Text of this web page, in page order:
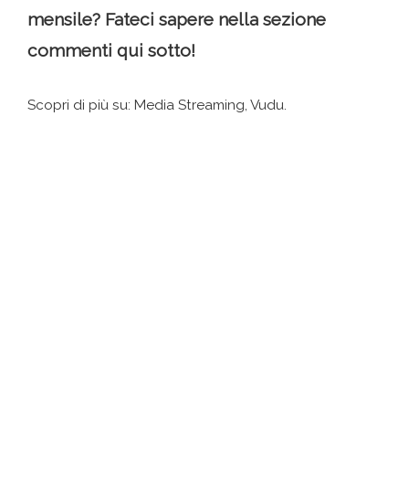
mensile? Fateci sapere nella sezione
commenti qui sotto!
Scopri di più su: Media Streaming, Vudu.